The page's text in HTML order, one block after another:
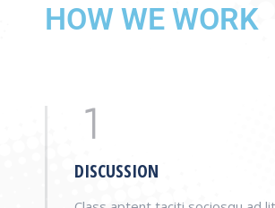
HOW WE WORK
DISCUSSION